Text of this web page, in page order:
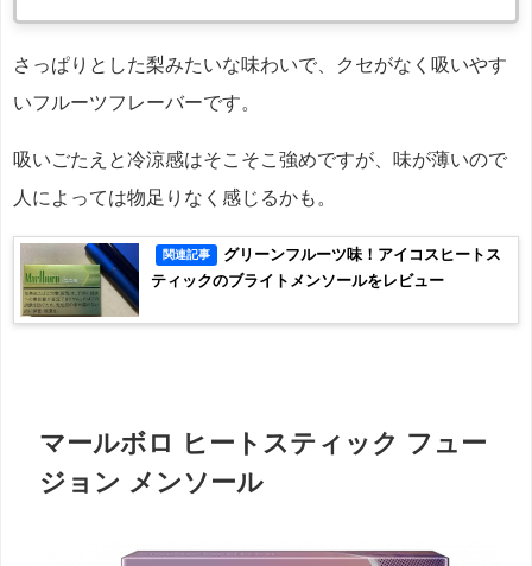
さっぱりとした梨みたいな味わいで、クセがなく吸いやす
いフルーツフレーバーです。
吸いごたえと冷涼感はそこそこ強めですが、味が薄いので
人によっては物足りなく感じるかも。
関連記事
グリーンフルーツ味！アイコスヒートス
ティックのブライトメンソールをレビュー
マールボロ ヒートスティック フュー
ジョン メンソール